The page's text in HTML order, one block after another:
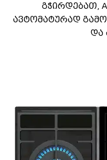
გჭირდებათ,
ავტომატურად
და